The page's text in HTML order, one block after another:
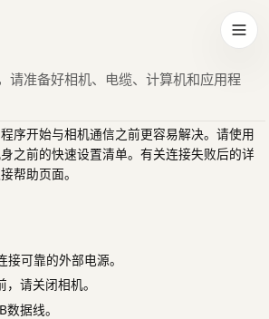
打开
请准备好相机、电缆、计算机和应用程
序开始与相机通信之前更容易解决。请使用
之前的快速设置清单。有关连接失败后的详
帮助页面。
可靠的外部电源。
请关闭相机。
据线。